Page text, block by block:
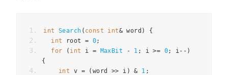
int Search ( const int& word )
{
int
root = 0;
for
( int i = MaxBit - 1 ; i >= 0; i-- )
{
int
v = ( word >> i ) & 1 ;